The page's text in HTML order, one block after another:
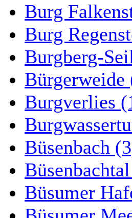
Burg
Burg
Burgberg-
Bürgerweide
Burgverlies
Büsenbach
Büsumer